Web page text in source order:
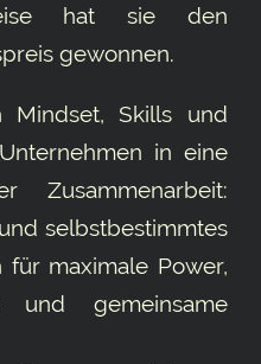
hat sie den
gewonnen.
Mindset, Skills und
in eine
Zusammenarbeit:
selbstbestimmtes
für maximale Power,
und gemeinsame